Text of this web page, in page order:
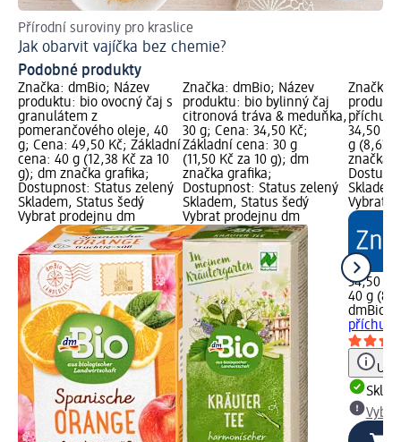
Přírodní suroviny pro kraslice
Jak obarvit vajíčka bez chemie?
Podobné produkty
Značka: dmBio; Název
produktu: bio ovocný čaj s
granulátem z
pomerančového oleje, 40
g; Cena: 49,50 Kč; Základní
cena: 40 g (12,38 Kč za 10
g); dm značka grafika;
Dostupnost: Status zelený
Skladem, Status šedý
Vybrat prodejnu dm
Značka: dmBio; Název
produktu: bio bylinný čaj
citronová tráva & meduňka,
30 g; Cena: 34,50 Kč;
Základní cena: 30 g
(11,50 Kč za 10 g); dm
značka grafika;
Dostupnost: Status zelený
Skladem, Status šedý
Vybrat prodejnu dm
Značka:
příchutí
34,50
g (8,63
značka
Vybrat
34,50 Kč
40 g
dmBio
příchutí